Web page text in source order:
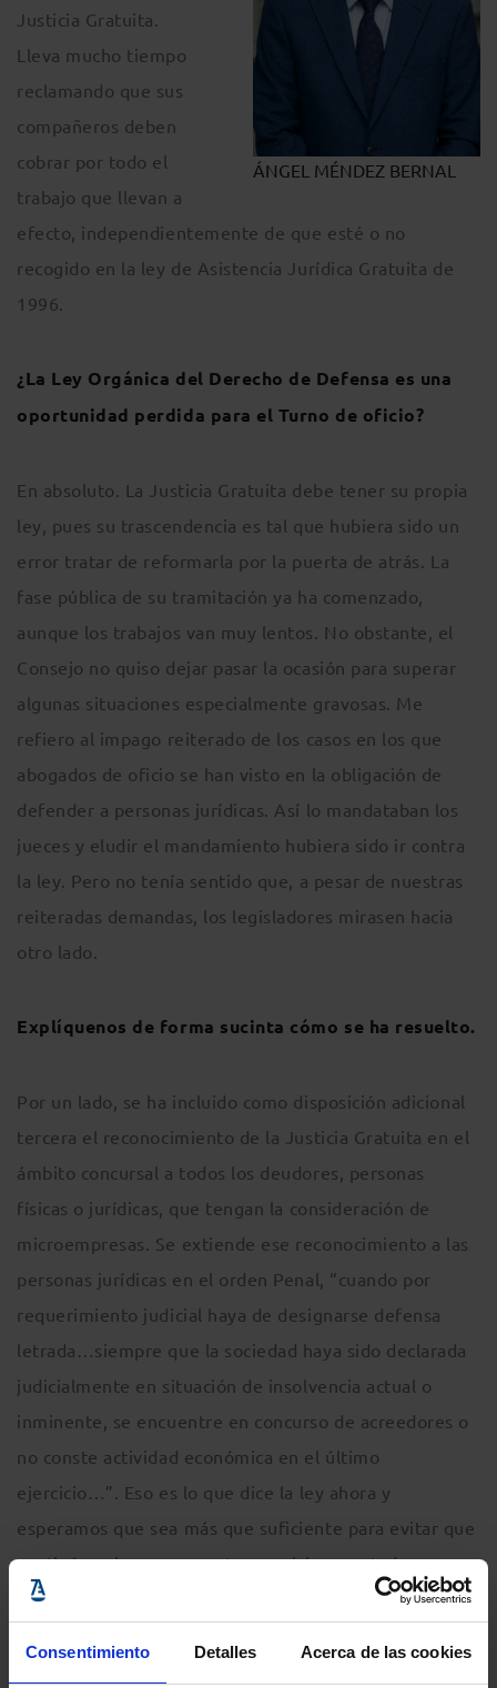
Consentimiento Detalles Acerca de las cookies
ÁNGEL MÉNDEZ BERNAL
Justicia Gratuita.
Lleva mucho tiempo
reclamando que sus
compañeros deben
cobrar por todo el
trabajo que llevan a
efecto, independientemente de que esté o no
recogido en la ley de Asistencia Jurídica Gratuita de
1996.
¿La Ley Orgánica del Derecho de Defensa es una
oportunidad perdida para el Turno de oficio?
En absoluto. La Justicia Gratuita debe tener su propia
ley, pues su trascendencia es tal que hubiera sido un
error tratar de reformarla por la puerta de atrás. La
fase pública de su tramitación ya ha comenzado,
aunque los trabajos van muy lentos. No obstante, el
Consejo no quiso dejar pasar la ocasión para superar
algunas situaciones especialmente gravosas. Me
refiero al impago reiterado de los casos en los que
abogados de oficio se han visto en la obligación de
defender a personas jurídicas. Así lo mandataban los
jueces y eludir el mandamiento hubiera sido ir contra
la ley. Pero no tenía sentido que, a pesar de nuestras
reiteradas demandas, los legisladores mirasen hacia
otro lado.
Explíquenos de forma sucinta cómo se ha resuelto.
Por un lado, se ha incluido como disposición adicional
tercera el reconocimiento de la Justicia Gratuita en el
ámbito concursal a todos los deudores, personas
físicas o jurídicas, que tengan la consideración de
microempresas. Se extiende ese reconocimiento a las
personas jurídicas en el orden Penal, “cuando por
requerimiento judicial haya de designarse defensa
letrada…siempre que la sociedad haya sido declarada
judicialmente en situación de insolvencia actual o
inminente, se encuentre en concurso de acreedores o
no conste actividad económica en el último
ejercicio…”. Eso es lo que dice la ley ahora y
esperamos que sea más que suficiente para evitar que
continúen sin pagarse estos servicios prestados.